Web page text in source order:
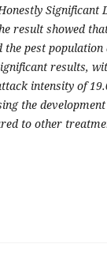
Significant
result showed
the pest
results,
intensity of
the
to other